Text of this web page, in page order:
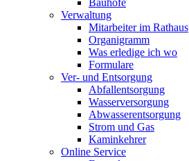
Bauhöfe
Verwaltung
Mitarbeiter im Rathaus
Organigramm
Was erledige ich wo
Formulare
Ver- und Entsorgung
Abfallentsorgung
Wasserversorgung
Abwasserentsorgung
Strom und Gas
Kaminkehrer
Online Service